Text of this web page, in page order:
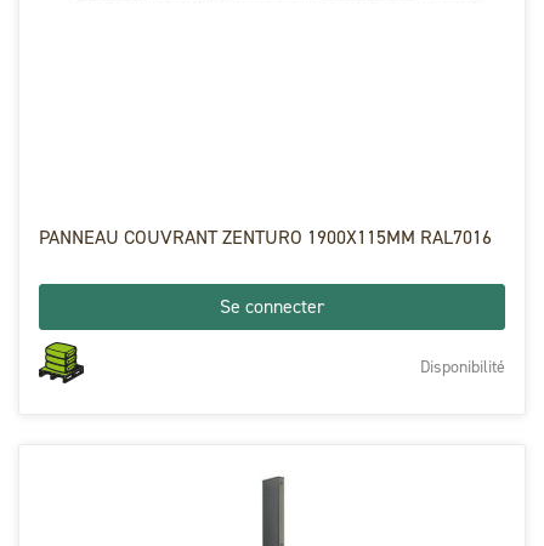
PANNEAU COUVRANT ZENTURO 1900X115MM RAL7016
Se connecter
Disponibilité